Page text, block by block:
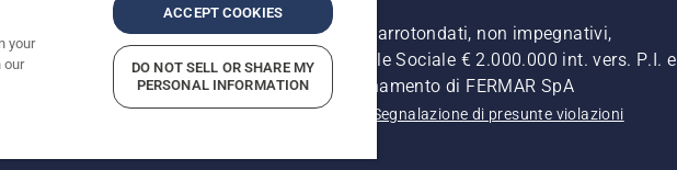
pubblicati si intendono raccomandati e arrotondati, non impegnativi,
Retrone, 49 - 36077 Altavilla Vic. (VI) - Capitale Sociale € 2.000.000 int. vers. P.I. e
- Soggetta alla Direzione e al Coordinamento di FERMAR SpA
Informativa sulla privacy Riferimenti Segnalazione di presunte violazioni
your
our
ACCEPT COOKIES
DO NOT SELL OR SHARE MY
PERSONAL INFORMATION